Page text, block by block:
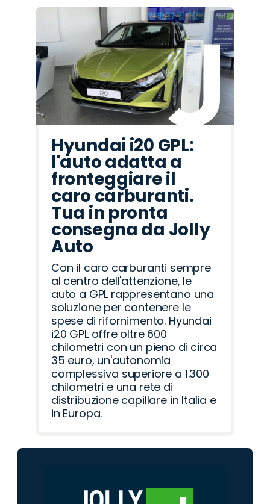
Hyundai i20 GPL:
l'auto adatta a
fronteggiare il
caro carburanti.
Tua in pronta
consegna da Jolly
Auto
Con il caro carburanti sempre
al centro dell'attenzione, le
auto a GPL rappresentano una
soluzione per contenere le
spese di rifornimento. Hyundai
i20 GPL offre oltre 600
chilometri con un pieno di circa
35 euro, un'autonomia
complessiva superiore a 1.300
chilometri e una rete di
distribuzione capillare in Italia e
in Europa.